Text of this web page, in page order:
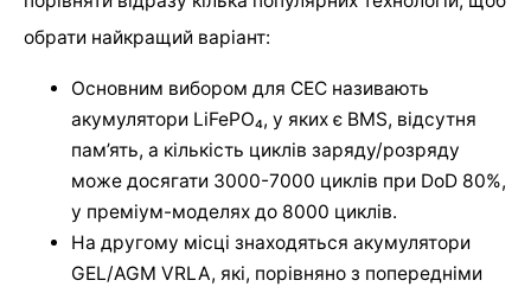
обрати найкращий варіант:
Основним вибором для СЕС називають
акумулятори LiFePO₄, у яких є BMS, відсутня
пам’ять, а кількість циклів заряду/розряду
може досягати 3000-7000 циклів при DoD 80%,
у преміум-моделях до 8000 циклів.
На другому місці знаходяться акумулятори
GEL/AGM VRLA, які, порівняно з попередніми